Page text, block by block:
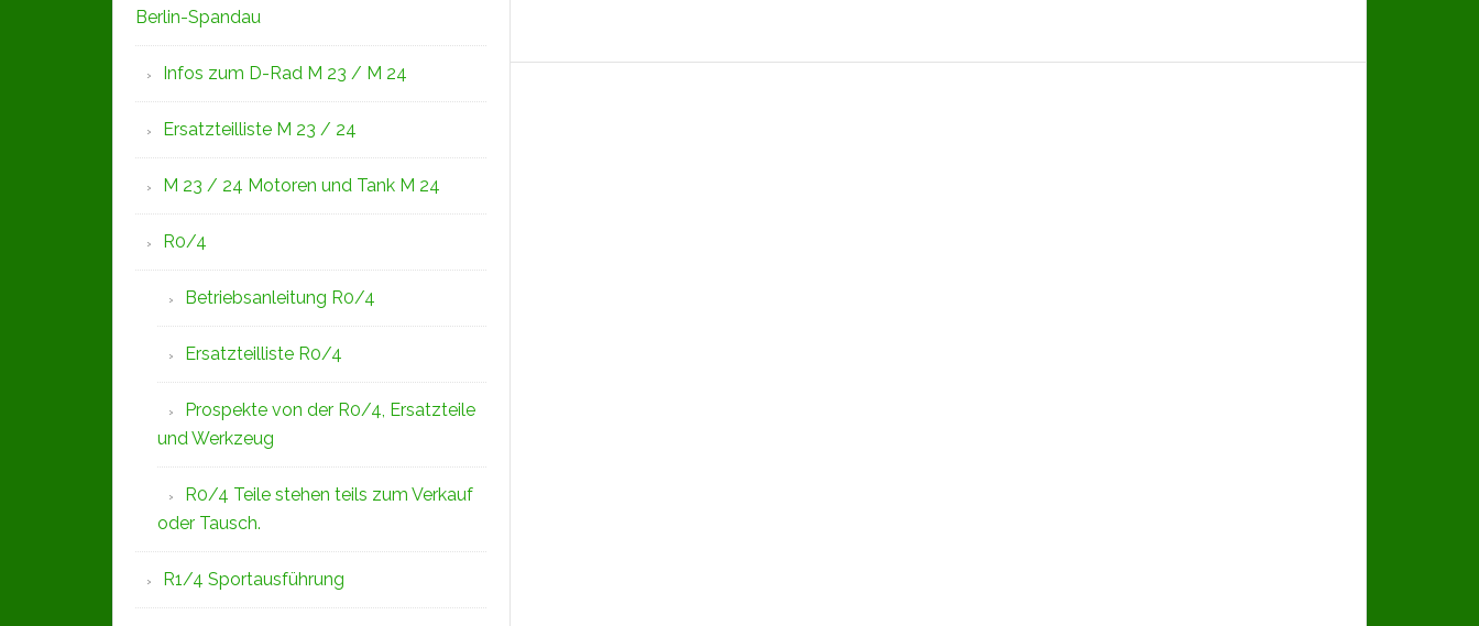
Berlin-Spandau
Infos zum D-Rad M 23 / M 24
Ersatzteilliste M 23 / 24
M 23 / 24 Motoren und Tank M 24
R0/4
Betriebsanleitung R0/4
Ersatzteilliste R0/4
Prospekte von der R0/4, Ersatzteile
und Werkzeug
R0/4 Teile stehen teils zum Verkauf
oder Tausch.
R1/4 Sportausführung